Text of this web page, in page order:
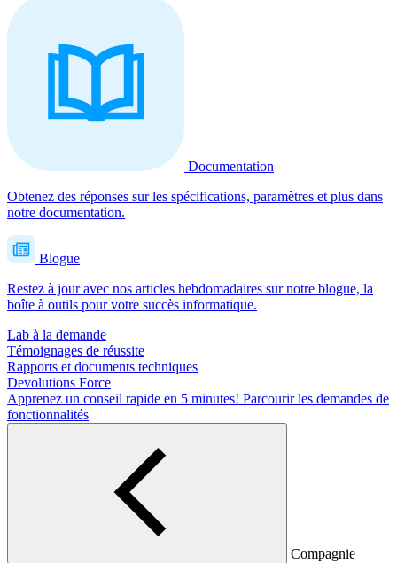
Documentation
Obtenez des réponses sur les spécifications, paramètres et plus dans
notre documentation.
Blogue
Restez à jour avec nos articles hebdomadaires sur notre blogue, la
boîte à outils pour votre succès informatique.
Lab à la demande
Témoignages de réussite
Rapports et documents techniques
Devolutions Force
Apprenez un conseil rapide en 5 minutes! Parcourir les demandes de
fonctionnalités
Compagnie